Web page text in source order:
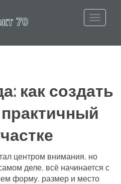
как создать
центром внимания, но
деле, всё начинается с
форму, размер и место